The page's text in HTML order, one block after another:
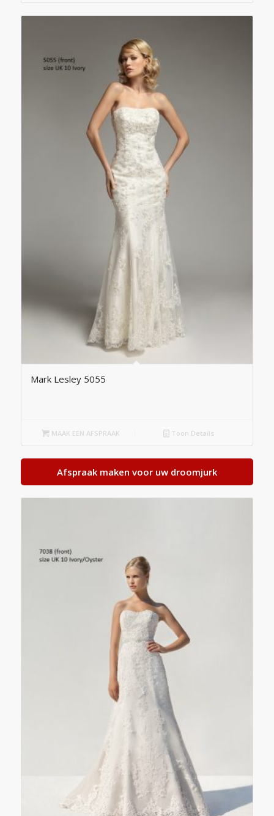
Mark Lesley 5055
MAAK EEN AFSPRAAK Toon Details
Afspraak maken voor uw droomjurk